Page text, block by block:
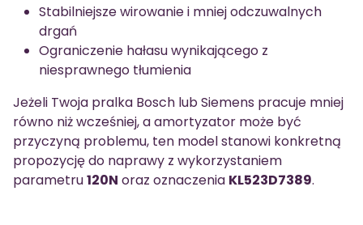
Stabilniejsze wirowanie i mniej odczuwalnych
drgań
Ograniczenie hałasu wynikającego z
niesprawnego tłumienia
Jeżeli Twoja pralka Bosch lub Siemens pracuje mniej
równo niż wcześniej, a amortyzator może być
przyczyną problemu, ten model stanowi konkretną
propozycję do naprawy z wykorzystaniem
parametru120N oraz oznaczenia KL523D7389.